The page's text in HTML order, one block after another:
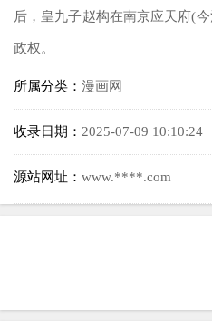
后，皇九子赵构在南京应天府(
政权。
所属分类： 漫画网
收录日期： 2025-07-09 10:10:24
源站网址： www.****.com